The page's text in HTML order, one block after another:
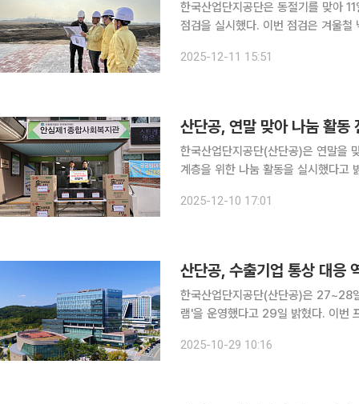
한국산업단지공단은 동절기를 맞아
점검을 실시했다. 이번 점검은 겨울철 낙상·화재·동파 등 안전사고 위험이 증가하는 시기에 대비해
9월까지 전국 68개 관할 산업단지를
2025-12-11 15:51
산단공, 연말 맞아 나눔 활동
한국산업단지공단(산단공)은 연말을
계층을 위한 나눔 활동을 실시했다고 밝혔다. 산단공은 안심제1종합사회복지관과
지역본부도 연말 사회공헌 활동을 이
2025-12-10 17:01
산단공, 수출기업 통상 대응
한국산업단지공단(산단공)은 27~28
램'을 운영했다고 29일 밝혔다. 이번 프로그램은 유럽연합 공급망 실사지침(기업 지속가능성 실사
민은행과 대한무역투자진흥공사(코
2025-10-29 10:16